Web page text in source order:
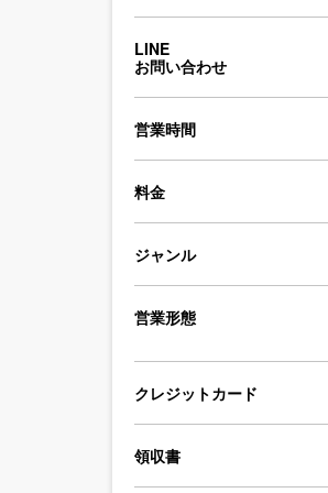
LINE
お問い合わせ
営業時間
料金
ジャンル
営業形態
クレジットカード
領収書